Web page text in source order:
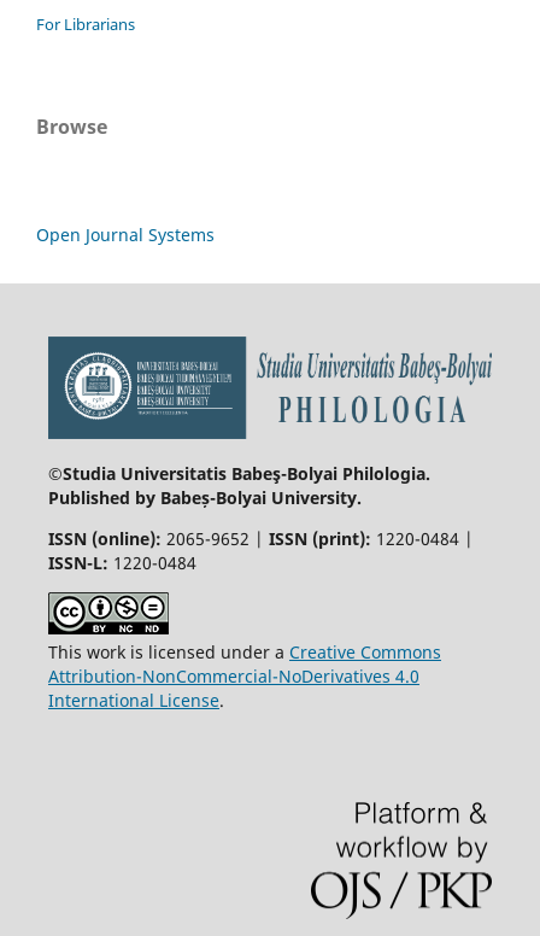
For Librarians
Browse
Open Journal Systems
©Studia Universitatis Babeş-Bolyai Philologia.
Published by Babeș-Bolyai University.
ISSN (online): 2065-9652 | ISSN (print): 1220-0484 |
ISSN-L: 1220-0484
This work is licensed under a Creative Commons
Attribution-NonCommercial-NoDerivatives 4.0
International License.